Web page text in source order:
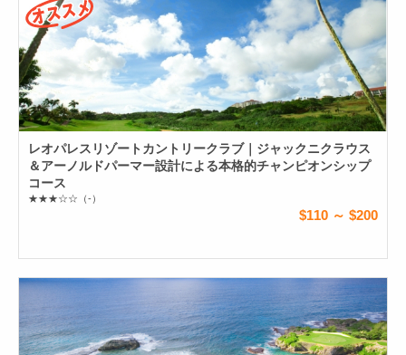
レオパレスリゾートカントリークラブ｜ジャックニクラウス
＆アーノルドパーマー設計による本格的チャンピオンシップ
コース
★★★☆☆ （-）
$110 ～ $200